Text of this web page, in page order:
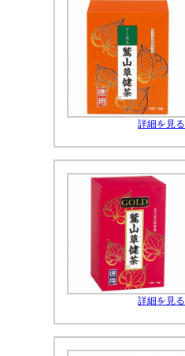
詳細を見る
詳細を見る